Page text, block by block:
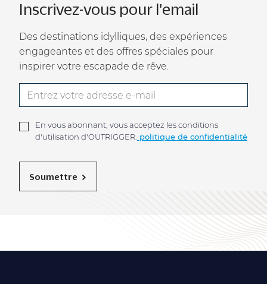
Inscrivez-vous pour l'email
Des destinations idylliques, des expériences
engageantes et des offres spéciales pour
inspirer votre escapade de rêve.
En vous abonnant, vous acceptez les conditions
d'utilisation d'OUTRIGGER. politique de confidentialité
Soumettre